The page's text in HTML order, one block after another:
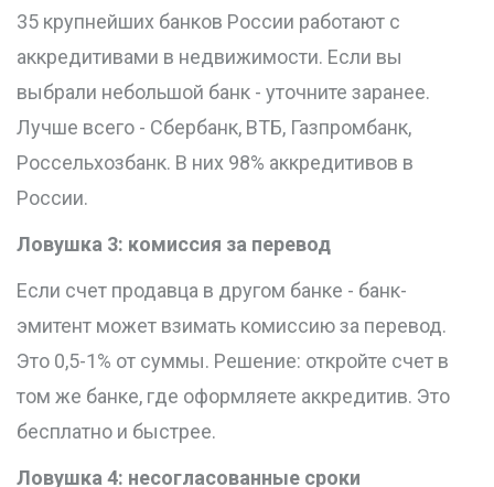
35 крупнейших банков России работают с
аккредитивами в недвижимости. Если вы
выбрали небольшой банк - уточните заранее.
Лучше всего - Сбербанк, ВТБ, Газпромбанк,
Россельхозбанк. В них 98% аккредитивов в
России.
Ловушка 3: комиссия за перевод
Если счет продавца в другом банке - банк-
эмитент может взимать комиссию за перевод.
Это 0,5-1% от суммы. Решение: откройте счет в
том же банке, где оформляете аккредитив. Это
бесплатно и быстрее.
Ловушка 4: несогласованные сроки